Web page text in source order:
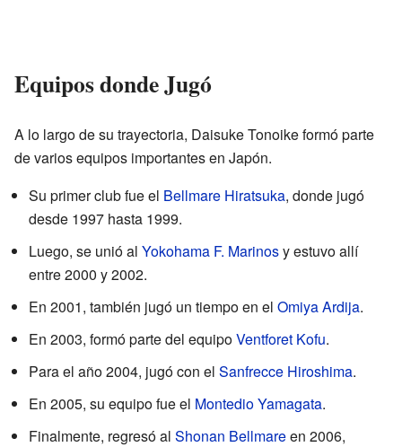
Equipos donde Jugó
A lo largo de su trayectoria, Daisuke Tonoike formó parte
de varios equipos importantes en Japón.
Su primer club fue el Bellmare Hiratsuka, donde jugó
desde 1997 hasta 1999.
Luego, se unió al Yokohama F. Marinosy estuvo allí
entre 2000 y 2002.
En 2001, también jugó un tiempo en el Omiya Ardija.
En 2003, formó parte del equipoVentforet Kofu.
Para el año 2004, jugó con el Sanfrecce Hiroshima.
En 2005, su equipo fue el Montedio Yamagata.
Finalmente, regresó al Shonan Bellmareen 2006,